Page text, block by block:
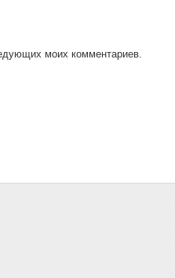
моих комментариев.